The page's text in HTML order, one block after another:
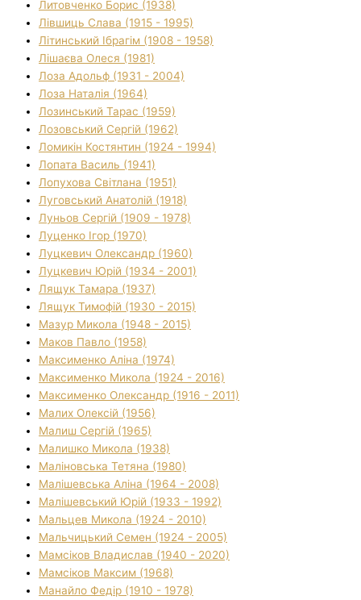
Литовченко Борис (1938)
Лівшиць Слава (1915 - 1995)
Літинський Ібрагім (1908 - 1958)
Лішаєва Олеся (1981)
Лоза Адольф (1931 - 2004)
Лоза Наталія (1964)
Лозинський Тарас (1959)
Лозовський Сергій (1962)
Ломикін Костянтин (1924 - 1994)
Лопата Василь (1941)
Лопухова Світлана (1951)
Луговський Анатолій (1918)
Луньов Сергій (1909 - 1978)
Луценко Ігор (1970)
Луцкевич Олександр (1960)
Луцкевич Юрій (1934 - 2001)
Лящук Тамара (1937)
Лящук Тимофій (1930 - 2015)
Мазур Микола (1948 - 2015)
Маков Павло (1958)
Максименко Аліна (1974)
Максименко Микола (1924 - 2016)
Максименко Олександр (1916 - 2011)
Малих Олексій (1956)
Малиш Сергій (1965)
Малишко Микола (1938)
Маліновська Тетяна (1980)
Малішевська Аліна (1964 - 2008)
Малішевський Юрій (1933 - 1992)
Мальцев Микола (1924 - 2010)
Мальчицький Семен (1924 - 2005)
Мамсіков Владислав (1940 - 2020)
Мамсіков Максим (1968)
Манайло Федір (1910 - 1978)